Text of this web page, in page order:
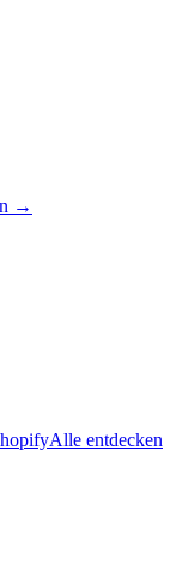
→
Alle entdecken